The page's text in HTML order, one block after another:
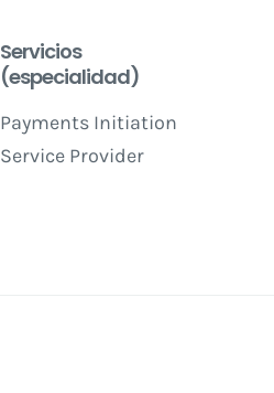
Servicios
(especialidad)
Payments Initiation
Service Provider